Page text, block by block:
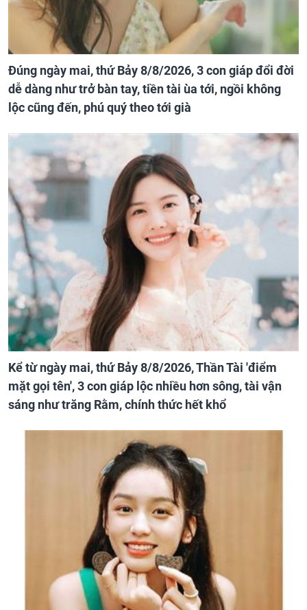
Đúng ngày mai, thứ Bảy 8/8/2026, 3 con giáp đổi đời
dễ dàng như trở bàn tay, tiền tài ùa tới, ngồi không
lộc cũng đến, phú quý theo tới già
Kể từ ngày mai, thứ Bảy 8/8/2026, Thần Tài 'điểm
mặt gọi tên', 3 con giáp lộc nhiều hơn sông, tài vận
sáng như trăng Rằm, chính thức hết khổ